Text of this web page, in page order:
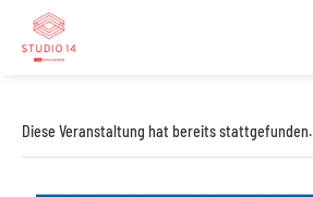
Diese Veranstaltung hat bereits stattgefunden.